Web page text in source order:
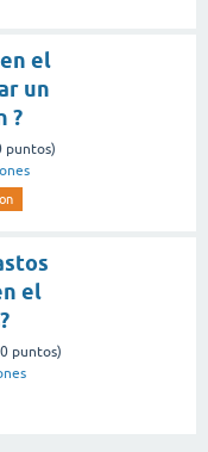
el
un
?
puntos)
el
puntos)